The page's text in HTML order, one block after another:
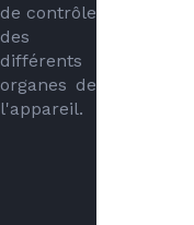
de contrôle
des
différents
organes de
l'appareil.